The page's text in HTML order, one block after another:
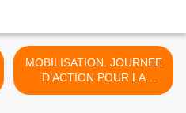
MOBILISATION. JOURNEE
D’ACTION POUR LA
DEFENSE DE L’HOPITAL